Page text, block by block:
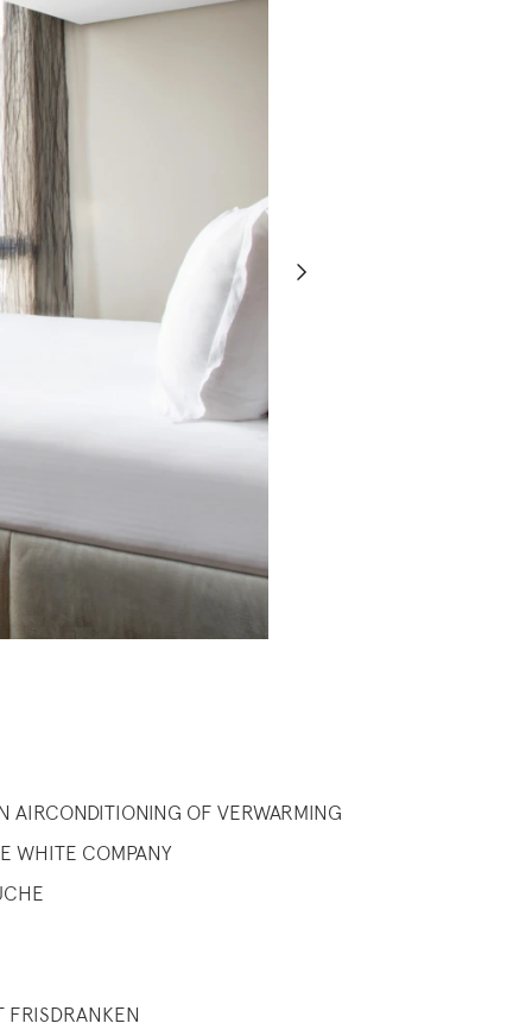
AIRCONDITIONING OF VERWARMING
WHITE COMPANY
FRISDRANKEN